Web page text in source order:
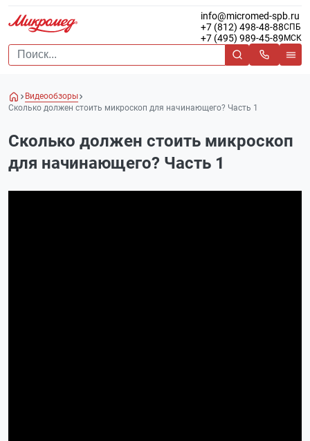
info@micromed-spb.ru
+7 (812) 498-48-88СПБ
+7 (495) 989-45-89 МСК
Видеообзоры
Сколько должен стоить микроскоп для начинающего? Часть 1
Сколько должен стоить микроскоп
для начинающего? Часть 1